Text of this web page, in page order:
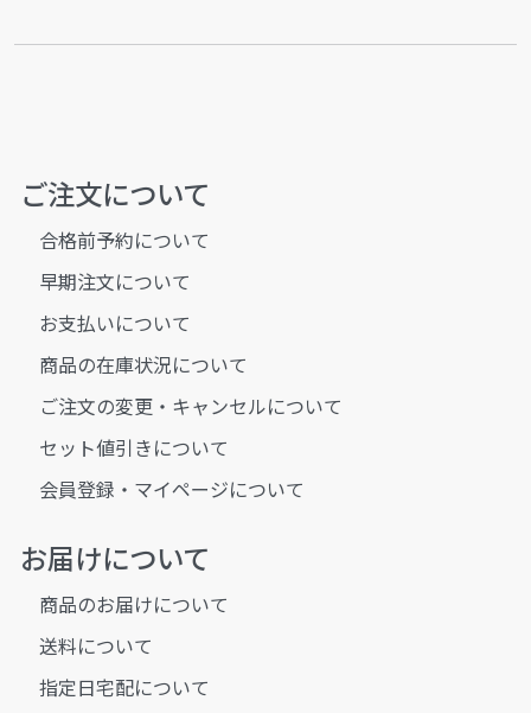
ご注文について
合格前予約について
早期注文について
お支払いについて
商品の在庫状況について
ご注文の変更・キャンセルについて
セット値引きについて
会員登録・マイページについて
お届けについて
商品のお届けについて
送料について
指定日宅配について